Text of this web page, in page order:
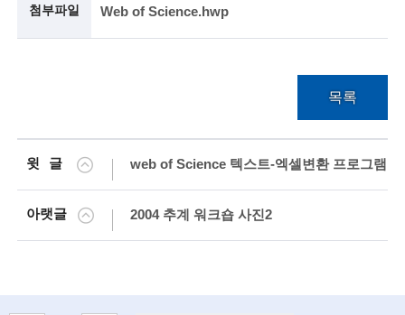
(
R
i
e
c
첨부파일 Web of Science.hwp
목록
윗글 web of Science 텍스트-엑셀변환 프로그램
아랫글 2004 추계 워크숍 사진2